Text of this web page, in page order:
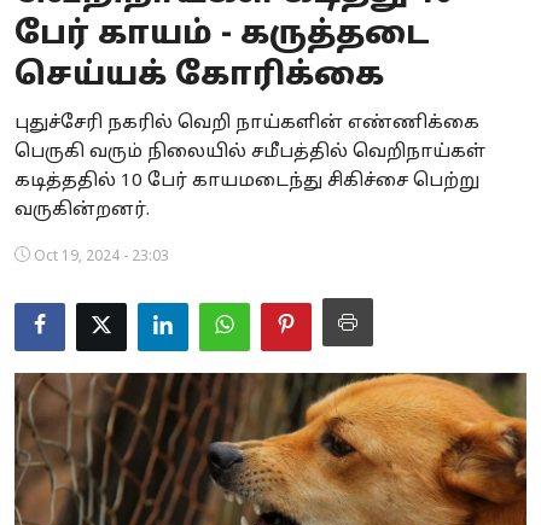
Business
Crime
Tamilnadu
National
World
Astrology
Spirituality
Weather
Politics
பேர் காயம் - கருத்தடை
செய்யக் கோரிக்கை
புதுச்சேரி நகரில் வெறி நாய்களின் எண்ணிக்கை
பெருகி வரும் நிலையில் சமீபத்தில் வெறிநாய்கள்
கடித்ததில் 10 பேர் காயமடைந்து சிகிச்சை பெற்று
வருகின்றனர்.
Oct 19, 2024 - 23:03